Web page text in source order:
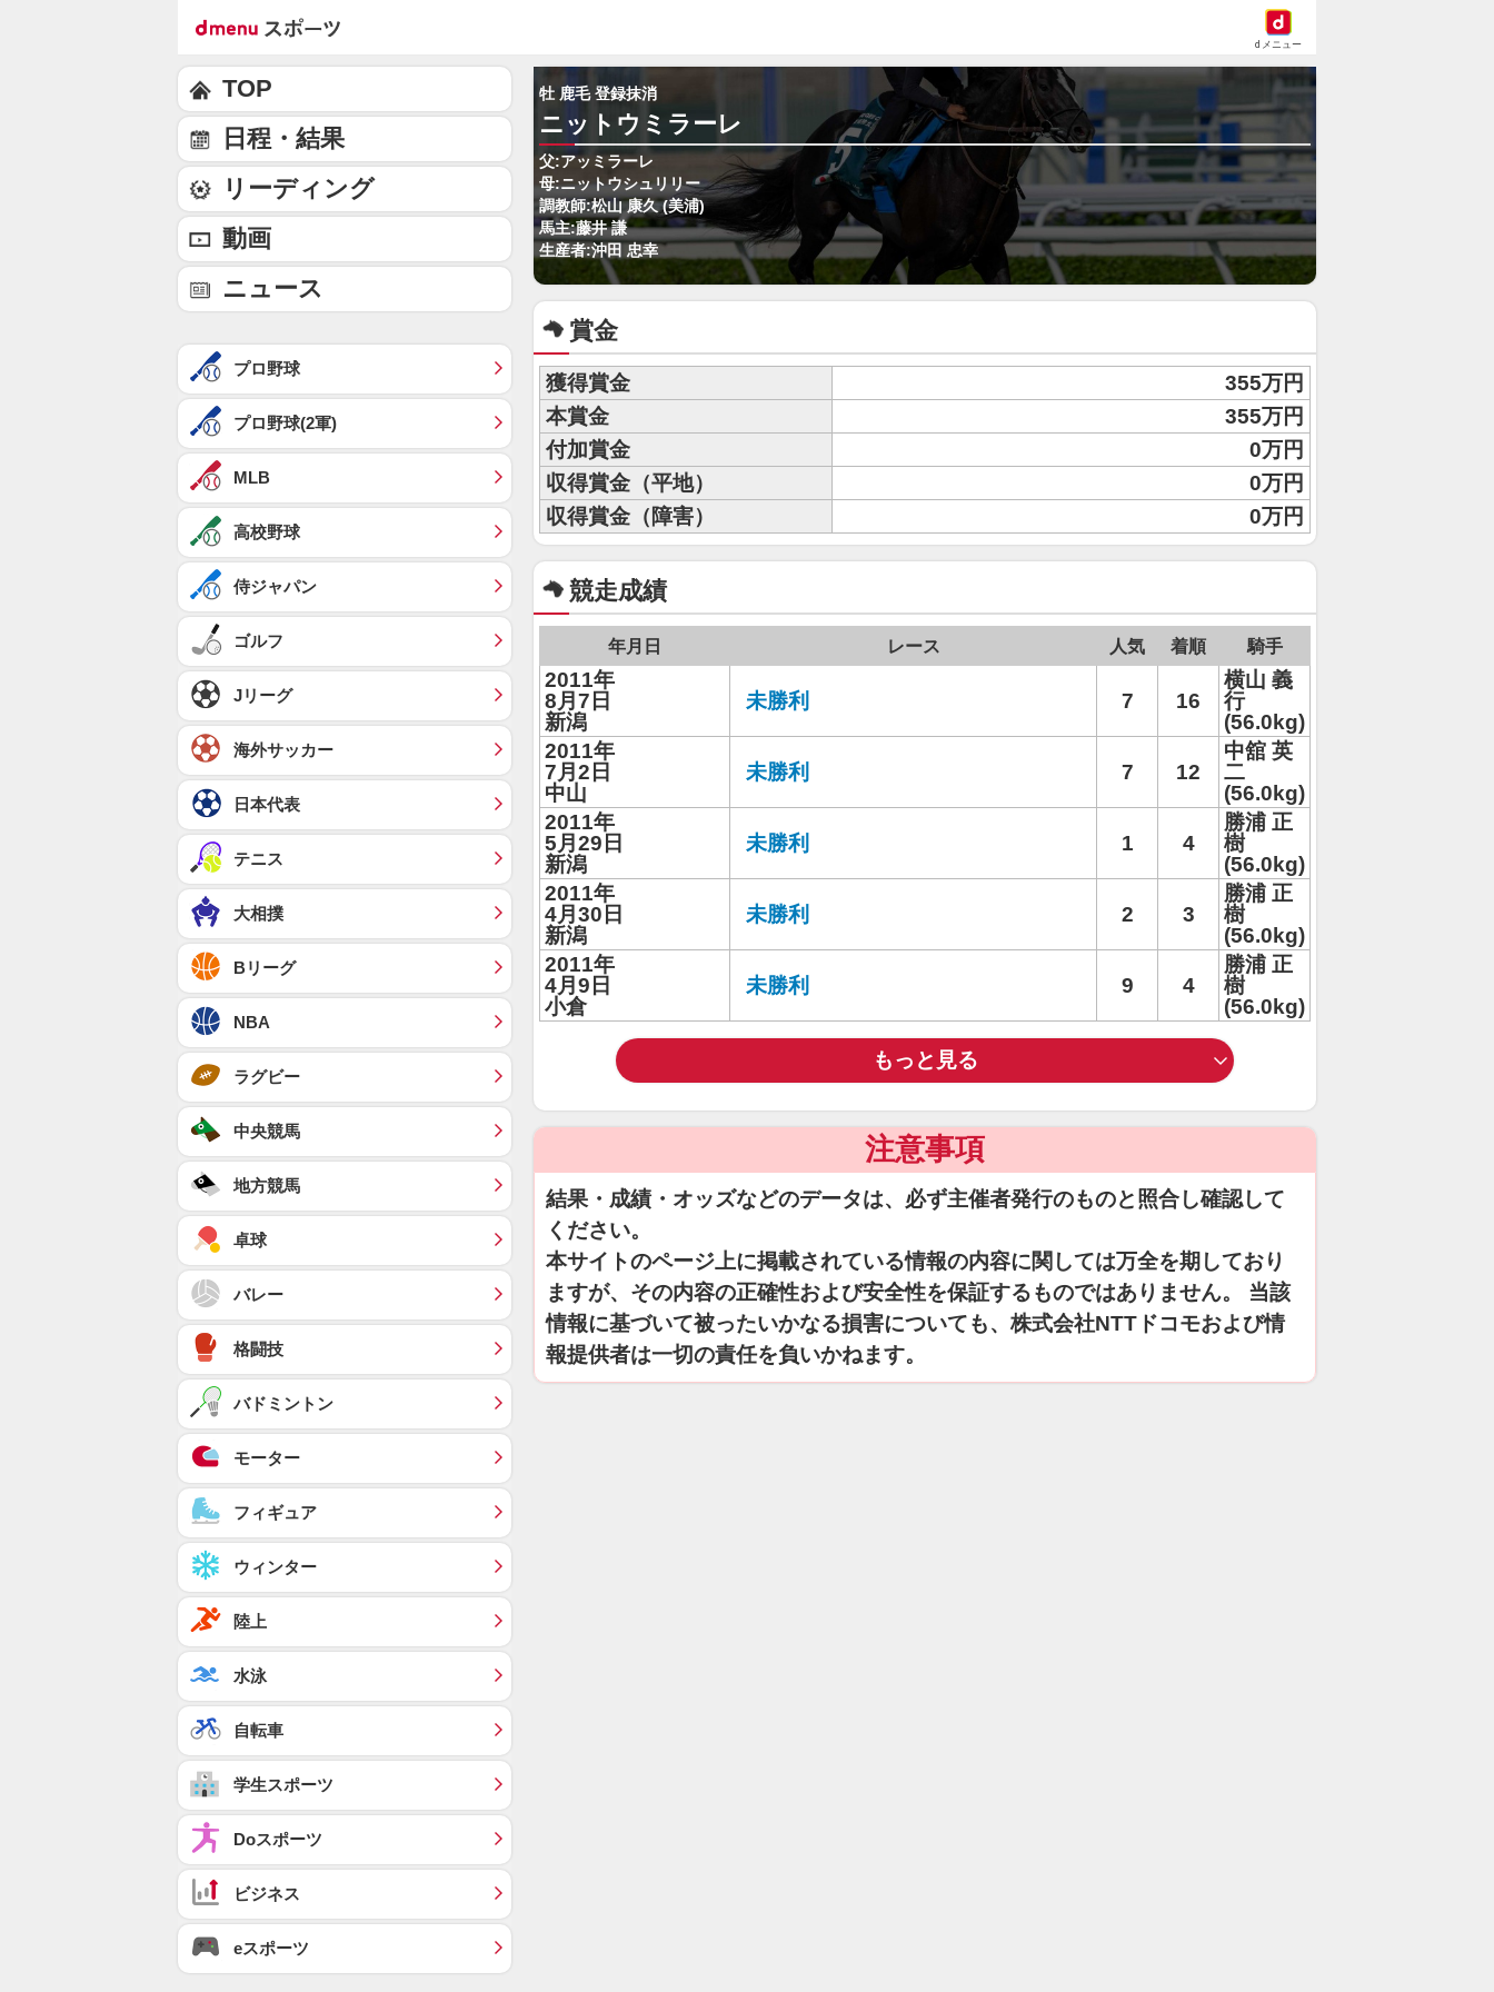
dメニュー
牡 鹿毛 登録抹消
ニットウミラーレ
父:アッミラーレ
母:ニットウシュリリー
調教師:松山 康久 (美浦)
馬主:藤井 謙
生産者:沖田 忠幸
賞金
獲得賞金
355万円
本賞金
355万円
付加賞金
0万円
収得賞金（平地）
0万円
収得賞金（障害）
0万円
競走成績
年月日 レース 人気 着順 騎手
2011年
8月7日
新潟
未勝利 7 16
横山 義
行
(56.0kg)
2011年
7月2日
中山
未勝利 7 12
中舘 英
二
(56.0kg)
2011年
5月29日
新潟
未勝利 1 4
勝浦 正
樹
(56.0kg)
2011年
4月30日
新潟
未勝利 2 3
勝浦 正
樹
(56.0kg)
2011年
4月9日
小倉
未勝利 9 4
勝浦 正
樹
(56.0kg)
もっと見る
注意事項
結果・成績・オッズなどのデータは、必ず主催者発行のものと照合し確認して
ください。
本サイトのページ上に掲載されている情報の内容に関しては万全を期しており
ますが、その内容の正確性および安全性を保証するものではありません。 当該
情報に基づいて被ったいかなる損害についても、株式会社NTTドコモおよび情
報提供者は一切の責任を負いかねます。
TOP
日程・結果
リーディング
動画
ニュース
プロ野球
プロ野球(2軍)
MLB
高校野球
侍ジャパン
ゴルフ
Jリーグ
海外サッカー
日本代表
テニス
大相撲
Bリーグ
NBA
ラグビー
中央競馬
地方競馬
卓球
バレー
格闘技
バドミントン
モーター
フィギュア
ウィンター
陸上
水泳
自転車
学生スポーツ
Doスポーツ
ビジネス
eスポーツ